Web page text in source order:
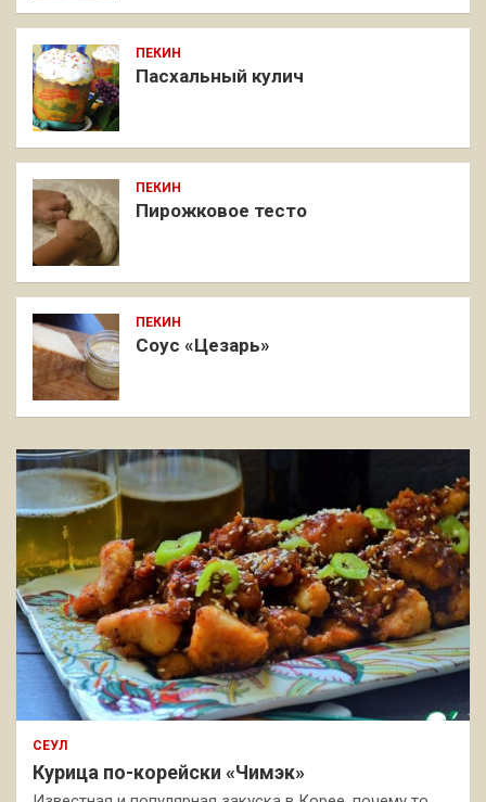
ПЕКИН
Пасхальный кулич
ПЕКИН
Пирожковое тесто
ПЕКИН
Соус «Цезарь»
СЕУЛ
Курица по-корейски «Чимэк»